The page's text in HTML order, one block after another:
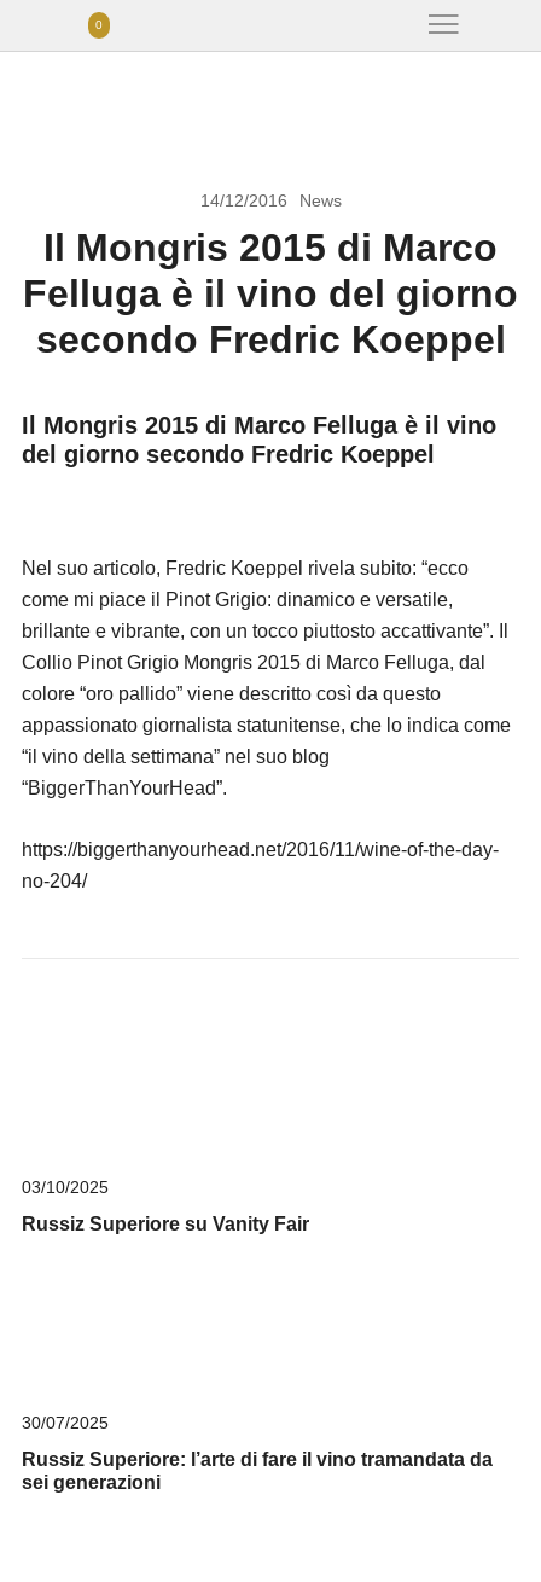
0
14/12/2016 News
Il Mongris 2015 di Marco
Felluga è il vino del giorno
secondo Fredric Koeppel
Il Mongris 2015 di Marco Felluga è il vino
del giorno secondo Fredric Koeppel
Nel suo articolo, Fredric Koeppel rivela subito: “ecco
come mi piace il Pinot Grigio: dinamico e versatile,
brillante e vibrante, con un tocco piuttosto accattivante”. Il
Collio Pinot Grigio Mongris 2015 di Marco Felluga, dal
colore “oro pallido” viene descritto così da questo
appassionato giornalista statunitense, che lo indica come
“il vino della settimana” nel suo blog
“BiggerThanYourHead”.
https://biggerthanyourhead.net/2016/11/wine-of-the-day-
no-204/
03/10/2025
Russiz Superiore su Vanity Fair
30/07/2025
Russiz Superiore: l’arte di fare il vino tramandata da
sei generazioni